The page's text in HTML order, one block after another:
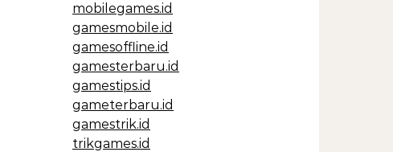
mobilegames.id
gamesmobile.id
gamesoffline.id
gamesterbaru.id
gamestips.id
gameterbaru.id
gamestrik.id
trikgames.id